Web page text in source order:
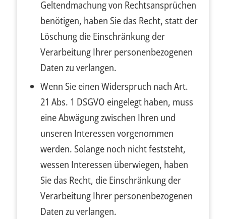
Geltendmachung von Rechtsansprüchen
benötigen, haben Sie das Recht, statt der
Löschung die Einschränkung der
Verarbeitung Ihrer personenbezogenen
Daten zu verlangen.
Wenn Sie einen Widerspruch nach Art.
21 Abs. 1 DSGVO eingelegt haben, muss
eine Abwägung zwischen Ihren und
unseren Interessen vorgenommen
werden. Solange noch nicht feststeht,
wessen Interessen überwiegen, haben
Sie das Recht, die Einschränkung der
Verarbeitung Ihrer personenbezogenen
Daten zu verlangen.